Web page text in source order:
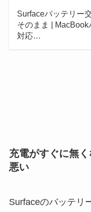
Surfaceバッテリー
そのまま |
対応…
充電がすぐに無
悪い
Surfaceのバッテリ